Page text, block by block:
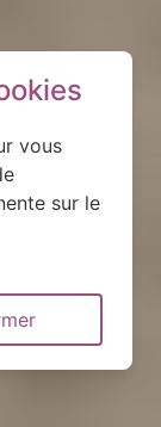
vous
sur le